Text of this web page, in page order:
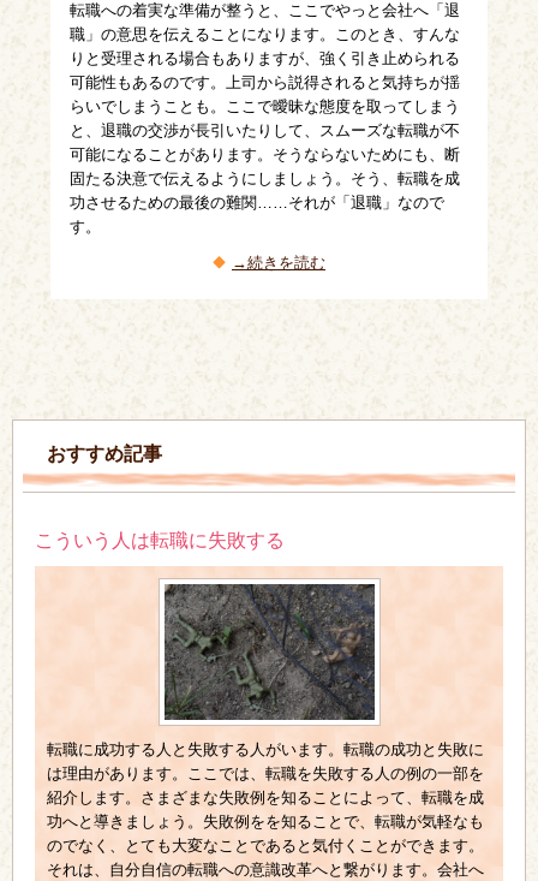
転職への着実な準備が整うと、ここでやっと会社へ「退
職」の意思を伝えることになります。このとき、すんな
りと受理される場合もありますが、強く引き止められる
可能性もあるのです。上司から説得されると気持ちが揺
らいでしまうことも。ここで曖昧な態度を取ってしまう
と、退職の交渉が長引いたりして、スムーズな転職が不
可能になることがあります。そうならないためにも、断
固たる決意で伝えるようにしましょう。そう、転職を成
功させるための最後の難関……それが「退職」なので
す。
→続きを読む
おすすめ記事
こういう人は転職に失敗する
転職に成功する人と失敗する人がいます。転職の成功と失敗に
は理由があります。ここでは、転職を失敗する人の例の一部を
紹介します。さまざまな失敗例を知ることによって、転職を成
功へと導きましょう。失敗例をを知ることで、転職が気軽なも
のでなく、とても大変なことであると気付くことができます。
それは、自分自信の転職への意識改革へと繋がります。会社へ